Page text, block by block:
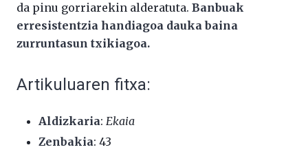
da pinu gorriarekin alderatuta. Banbuak
erresistentzia handiagoa dauka baina
zurruntasun txikiagoa.
Artikuluaren fitxa:
Aldizkaria: Ekaia
Zenbakia: 43